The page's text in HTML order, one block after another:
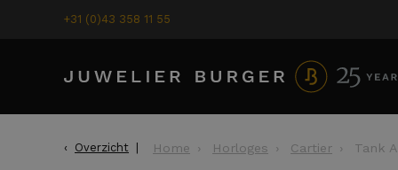
+31 (0)43 358 11 55
Overzicht Home Horloges Cartier Tank